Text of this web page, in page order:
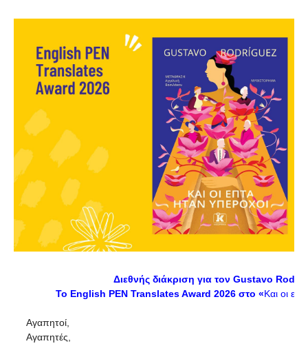
Διεθνής διάκριση για τον Gustavo
Το English PEN Translates Award 2026 στο «Και οι
Αγαπητοί,
Αγαπητές,